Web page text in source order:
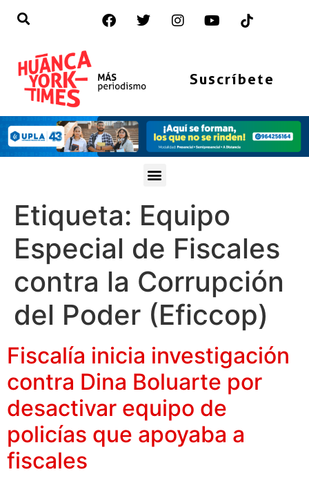
Suscríbete
Etiqueta: Equipo
Especial de Fiscales
contra la Corrupción
del Poder (Eficcop)
Fiscalía inicia investigación
contra Dina Boluarte por
desactivar equipo de
policías que apoyaba a
fiscales